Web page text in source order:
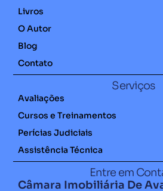
Livros
O Autor
Blog
Contato
Serviços
Avaliações
Cursos e Treinamentos
Perícias Judiciais
Assistência Técnica
Entre em
Câmara Imobiliária De